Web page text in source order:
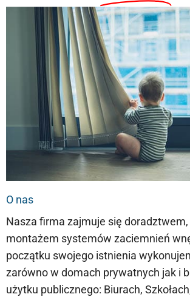
O nas
Nasza firma zajmuje się
montażem systemów zaciemnień
początku swojego istnienia
zarówno w domach prywatnych jak i
użytku publicznego: Biurach,